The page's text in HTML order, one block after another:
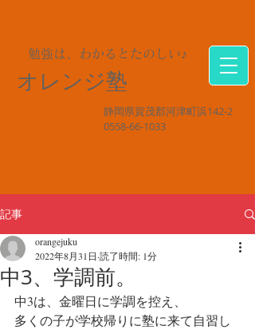
勉強は、わかるとたのしい♪
オレンジ塾
静岡県賀茂郡河津町浜142-2
0558-66-1033
記事
中3、学調前。
orangejuku
2022年8月31日 読了時間: 1分
中3は、金曜日に学調を控え、
多くの子が学校帰りに塾に来て自習し